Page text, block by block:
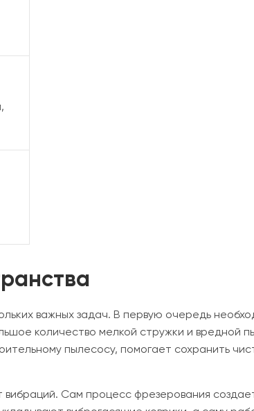
важных задач. В первую очередь
количество мелкой стружки и вредной
пылесосу, помогает сохранить
вибраций. Сам процесс фрезерования